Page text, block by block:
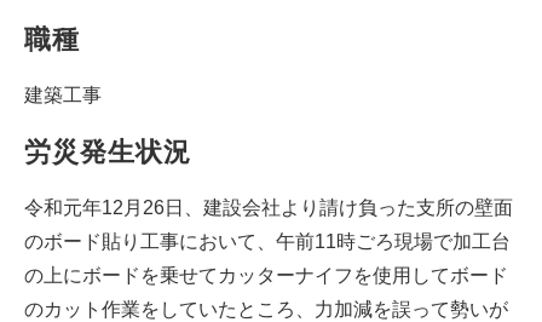
職種
建築工事
労災発生状況
令和元年12月26日、建設会社より請け負った支所の壁面
のボード貼り工事において、午前11時ごろ現場で加工台
の上にボードを乗せてカッターナイフを使用してボード
のカット作業をしていたところ、力加減を誤って勢いが